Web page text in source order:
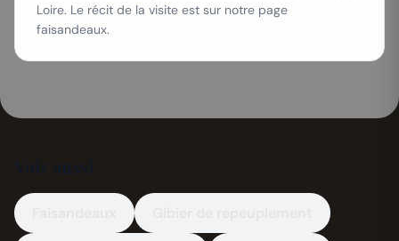
Loire. Le récit de la visite est sur notre page
faisandeaux.